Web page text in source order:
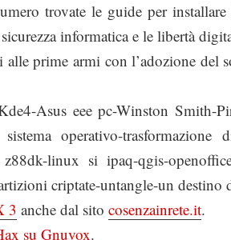
trovate le guide per
informatica e le libertà
alle prime armi con l’adozione del
Asus eee pc-Winston Smith-
operativo-
z88dk-linux si ipaq-qgis-
criptate-untangle-un destino
3 anche dal sito cosenzainrete.it.
su Gnuvox.